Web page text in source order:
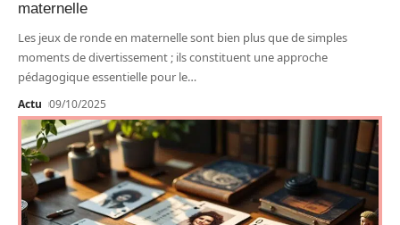
maternelle
Les jeux de ronde en maternelle sont bien plus que de simples
moments de divertissement ; ils constituent une approche
pédagogique essentielle pour le…
Actu 09/10/2025